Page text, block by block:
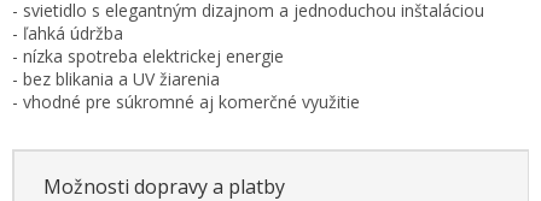
cena:
- svietidlo s elegantným dizajnom a jednoduchou inštaláciou
- ľahká údržba
- nízka spotreba elektrickej energie
- bez blikania a UV žiarenia
- vhodné pre súkromné aj komerčné využitie
Možnosti dopravy a platby